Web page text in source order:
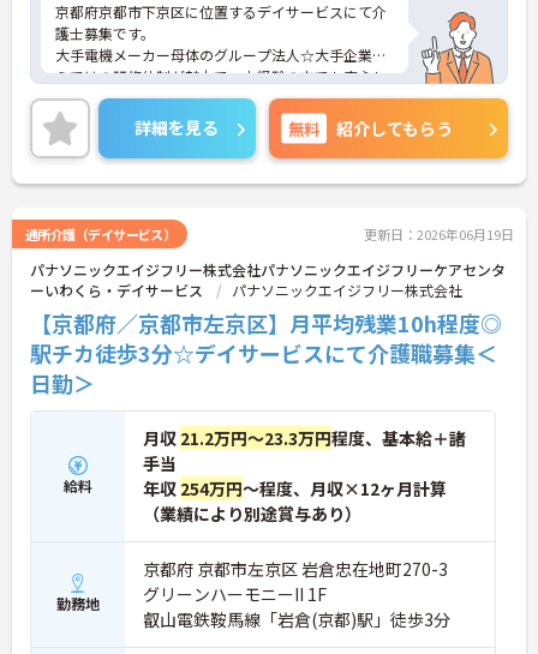
京都府京都市下京区に位置するデイサービスにて介
護士募集です。
大手電機メーカー母体のグループ法人☆大手企業な
らではの研修体制が魅力で、未経験の方でも安心し
てチャレンジできる環境です。
また、年間休日114日とお休みも多め、メリハリを
つけてはたらくことができます。
ご興味のある方には、面接対策ポイントなど、さら
に詳細をお話いたしますので、お気軽にご相談くだ
詳細を見る 無料 紹介してもらう
通所介護（デイサービス） 更新日：2026年06月19日
パナソニックエイジフリー株式会社パナソニックエイジフリーケアセンタ
ーいわくら・デイサービス
パナソニックエイジフリー株式会社
【京都府／京都市左京区】月平均残業10h程度◎
駅チカ徒歩3分☆デイサービスにて介護職募集＜
日勤＞
給料
月収 21.2万円～23.3万円程度、基本給＋諸
手当
年収 254万円～程度、月収×12ヶ月計算
（業績により別途賞与あり）
勤務地
京都府 京都市左京区 岩倉忠在地町270-3
グリーンハーモニーII 1F
叡山電鉄鞍馬線「岩倉(京都)駅」徒歩3分